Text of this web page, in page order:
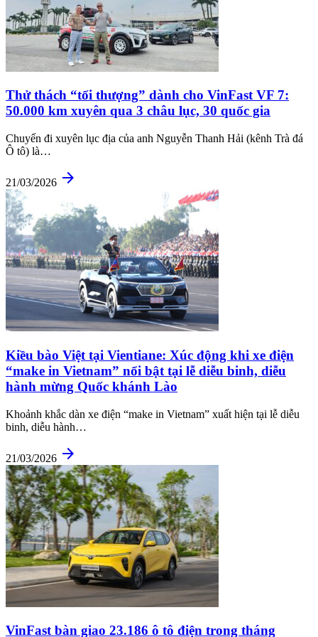
Thử thách “tối thượng” dành cho VinFast VF 7:
50.000 km xuyên qua 3 châu lục, 30 quốc gia
Chuyến đi xuyên lục địa của anh Nguyễn Thanh Hải (kênh Trà đá
Ô tô) là…
21/03/2026 arrow_forward
Kiều bào Việt tại Vientiane: Xúc động khi xe điện
“make in Vietnam” nổi bật tại lễ diễu binh, diễu
hành mừng Quốc khánh Lào
Khoảnh khắc dàn xe điện “make in Vietnam” xuất hiện tại lễ diễu
binh, diễu hành…
21/03/2026 arrow_forward
VinFast bàn giao 23.186 ô tô điện trong tháng